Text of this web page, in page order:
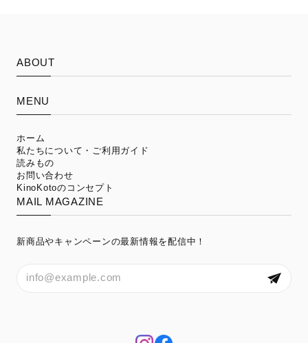
ABOUT
MENU
ホーム
私たちについて・ご利用ガイド
読みもの
お問い合わせ
KinoKotoのコンセプト
MAIL MAGAZINE
新商品やキャンペーンの最新情報を配信中！